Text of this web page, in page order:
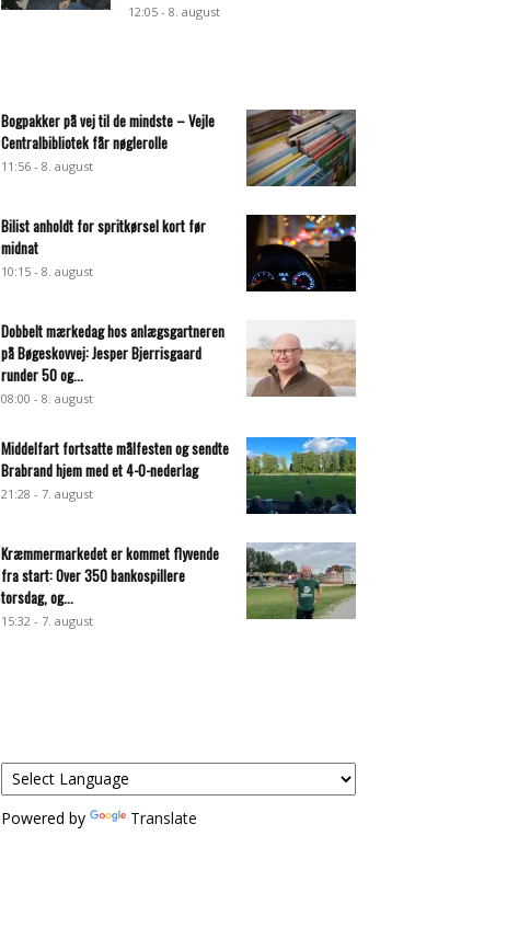
12:05 - 8. august
Bogpakker på vej til de mindste – Vejle
Centralbibliotek får nøglerolle
11:56 - 8. august
Bilist anholdt for spritkørsel kort før
midnat
10:15 - 8. august
Dobbelt mærkedag hos anlægsgartneren
på Bøgeskovvej: Jesper Bjerrisgaard
runder 50 og...
08:00 - 8. august
Middelfart fortsatte målfesten og sendte
Brabrand hjem med et 4-0-nederlag
21:28 - 7. august
Kræmmermarkedet er kommet flyvende
fra start: Over 350 bankospillere
torsdag, og...
15:32 - 7. august
Powered by Translate